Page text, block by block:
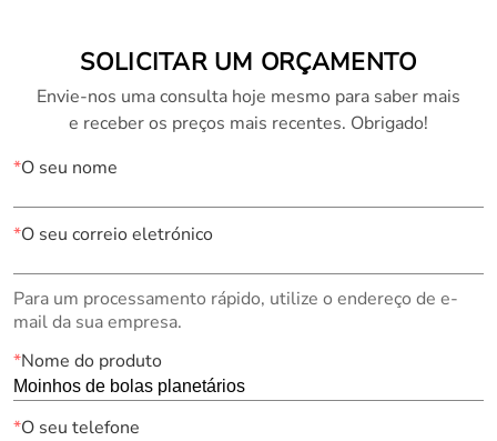
SOLICITAR UM ORÇAMENTO
Envie-nos uma consulta hoje mesmo para saber mais
e receber os preços mais recentes. Obrigado!
*O seu nome
*O seu correio eletrónico
Para um processamento rápido, utilize o endereço de e-
mail da sua empresa.
*Nome do produto
*O seu telefone